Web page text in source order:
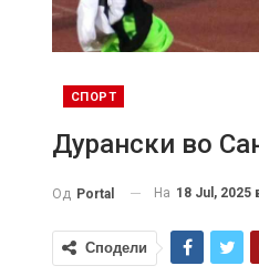
СПОРТ
Дурански во
Од Portal На 18 Jul, 2025
Сподели